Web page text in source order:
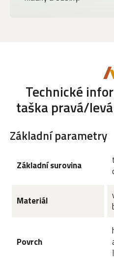
Technické
taška pravá/
Základní parametry
Základní surovina
Materiál
Povrch